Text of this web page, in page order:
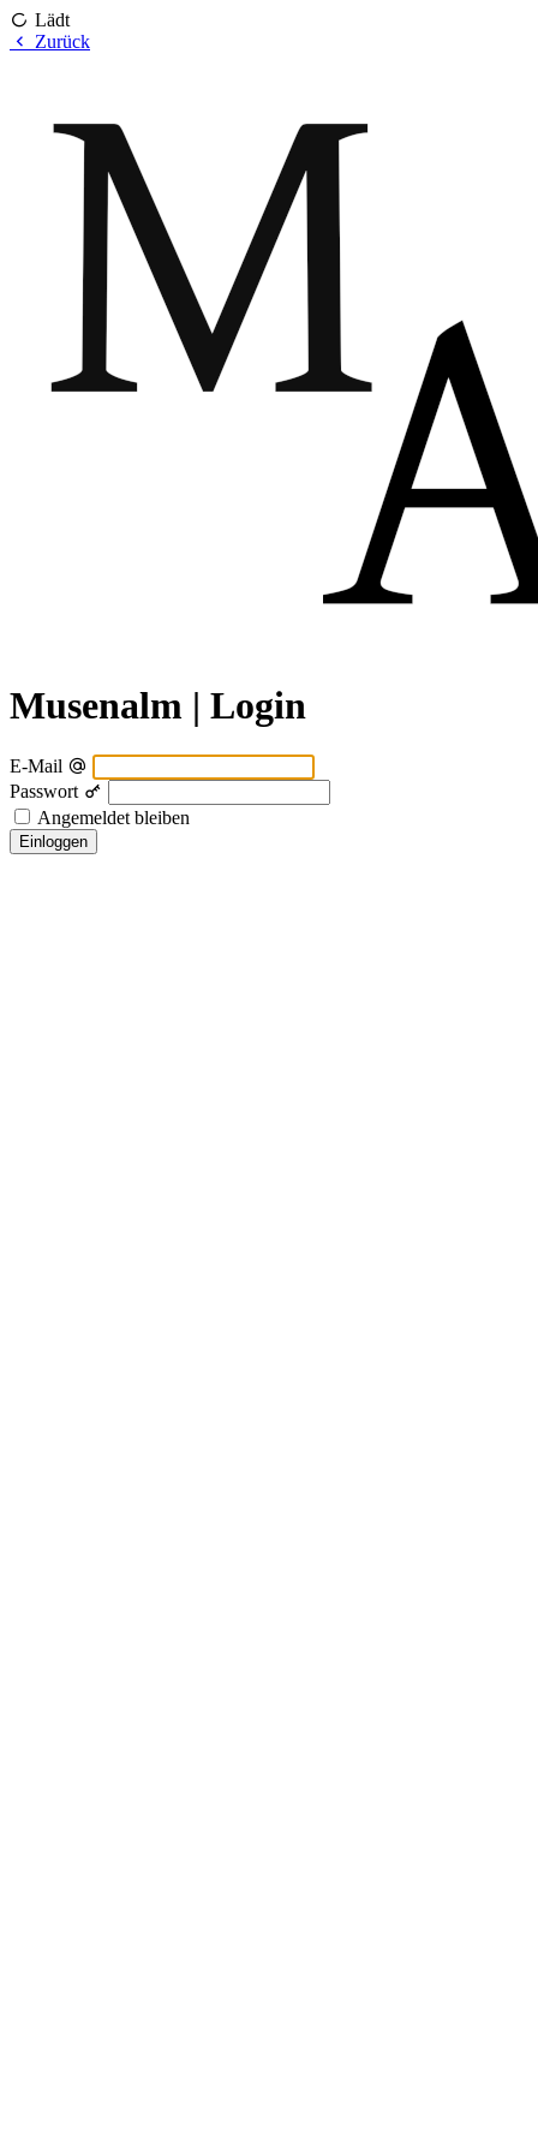
Lädt
Zurück
Musenalm | Login
E-Mail
Passwort
Angemeldet bleiben
Einloggen